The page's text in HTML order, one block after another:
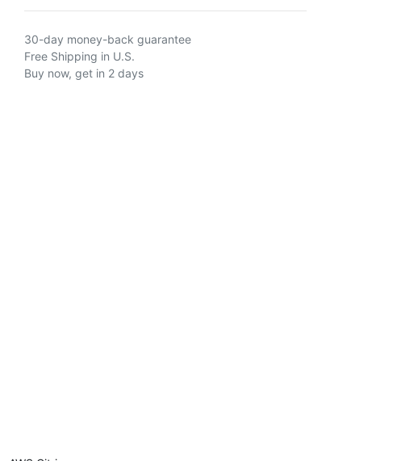
30-day money-back guarantee
Free Shipping in U.S.
Buy now, get in 2 days